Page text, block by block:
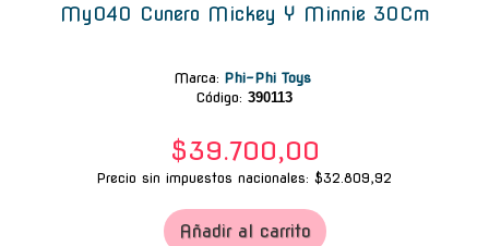
My040 Cunero Mickey Y Minnie 30Cm
Marca: Phi-Phi Toys
Código: 390113
$39.700,00
Precio sin impuestos nacionales: $32.809,92
Añadir al carrito